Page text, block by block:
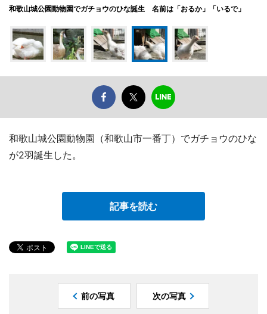
和歌山城公園動物園でガチョウのひな誕生 名前は「おるか」「いるで」
和歌山城公園動物園（和歌山市一番丁）でガチョウのひな
が2羽誕生した。
記事を読む
前の写真 次の写真